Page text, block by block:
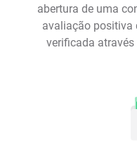
abertura de uma
avaliação positiva
verificada